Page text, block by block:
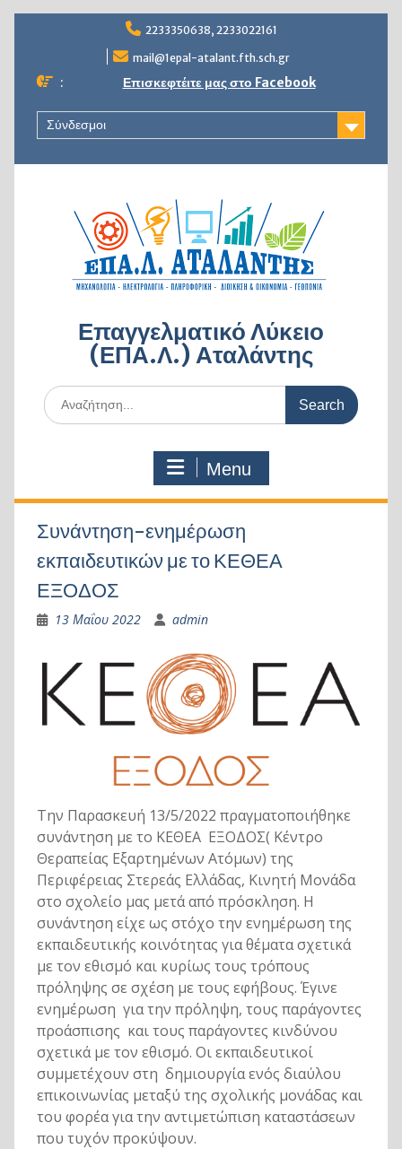
2233350638, 2233022161
mail@1epal-atalant.fth.sch.gr
: Επισκεφτέιτε μας στο Facebook
Σύνδεσμοι
Επαγγελματικό Λύκειο
(ΕΠΑ.Λ.) Αταλάντης
Search
for:
Menu
Συνάντηση-ενημέρωση
εκπαιδευτικών με το ΚΕΘΕΑ
ΕΞΟΔΟΣ
13 Μαΐου 2022 admin
Την Παρασκευή 13/5/2022 πραγματοποιήθηκε
συνάντηση με το ΚΕΘΕΑ ΕΞΟΔΟΣ( Κέντρο
Θεραπείας Εξαρτημένων Ατόμων) της
Περιφέρειας Στερεάς Ελλάδας, Κινητή Μονάδα
στο σχολείο μας μετά από πρόσκληση. Η
συνάντηση είχε ως στόχο την ενημέρωση της
εκπαιδευτικής κοινότητας για θέματα σχετικά
με τον εθισμό και κυρίως τους τρόπους
πρόληψης σε σχέση με τους εφήβους. Έγινε
ενημέρωση για την πρόληψη, τους παράγοντες
προάσπισης και τους παράγοντες κινδύνου
σχετικά με τον εθισμό. Οι εκπαιδευτικοί
συμμετέχουν στη δημιουργία ενός διαύλου
επικοινωνίας μεταξύ της σχολικής μονάδας και
του φορέα για την αντιμετώπιση καταστάσεων
που τυχόν προκύψουν.